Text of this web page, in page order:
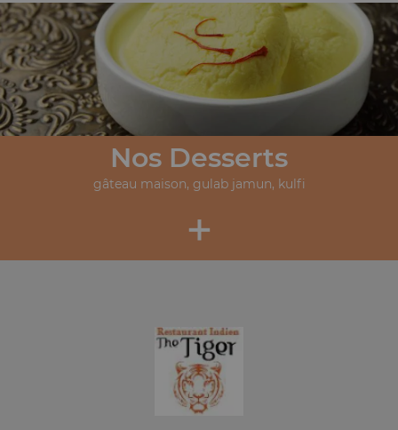
Nos Desserts
gâteau maison, gulab jamun, kulfi
+